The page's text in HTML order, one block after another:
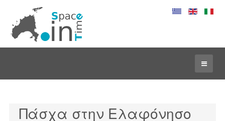
Πάσχα στην Ελαφόνησο